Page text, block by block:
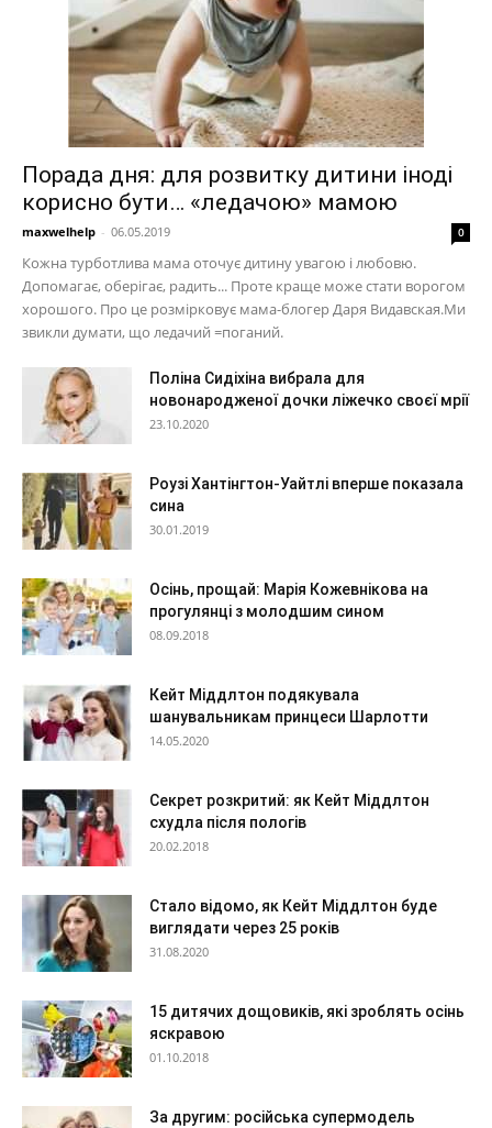
Порада дня: для розвитку дитини іноді
корисно бути… «ледачою» мамою
maxwelhelp - 06.05.2019 0
Кожна турботлива мама оточує дитину увагою і любовю.
Допомагає, оберігає, радить... Проте краще може стати ворогом
хорошого. Про це розмірковує мама-блогер Даря Видавская.Ми
звикли думати, що ледачий =поганий.
Поліна Сидіхіна вибрала для
новонародженої дочки ліжечко своєї мрії
23.10.2020
Роузі Хантінгтон-Уайтлі вперше показала
сина
30.01.2019
Осінь, прощай: Марія Кожевнікова на
прогулянці з молодшим сином
08.09.2018
Кейт Міддлтон подякувала
шанувальникам принцеси Шарлотти
14.05.2020
Секрет розкритий: як Кейт Міддлтон
схудла після пологів
20.02.2018
Стало відомо, як Кейт Міддлтон буде
виглядати через 25 років
31.08.2020
15 дитячих дощовиків, які зроблять осінь
яскравою
01.10.2018
За другим: російська супермодель